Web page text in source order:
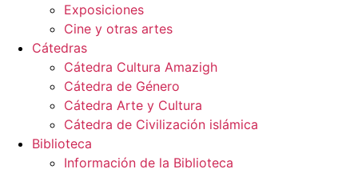
Exposiciones
Cine y otras artes
Cátedras
Cátedra Cultura Amazigh
Cátedra de Género
Cátedra Arte y Cultura
Cátedra de Civilización islámica
Biblioteca
Información de la Biblioteca